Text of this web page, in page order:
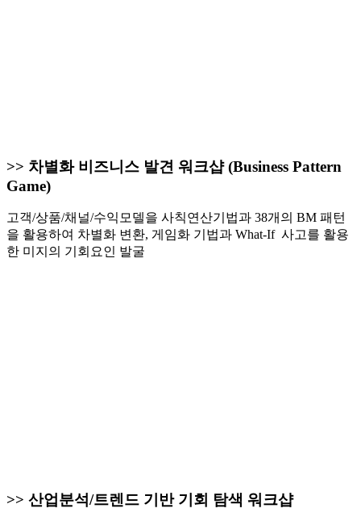
>> 차별화 비즈니스 발견 워크샵 (Business Pattern
Game)
고객/상품/채널/수익모델을 사칙연산기법과 38개의 BM 패턴
을 활용하여 차별화 변환, 게임화 기법과 What-If 사고를 활용
한 미지의 기회요인 발굴
>> 산업분석/트렌드 기반 기회 탐색 워크샵